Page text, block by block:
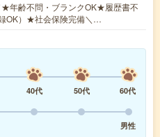
★年齢不問・ブランクOK★履歴書不
OK）★社会保険完備＼…
40代 50代
60代
男性